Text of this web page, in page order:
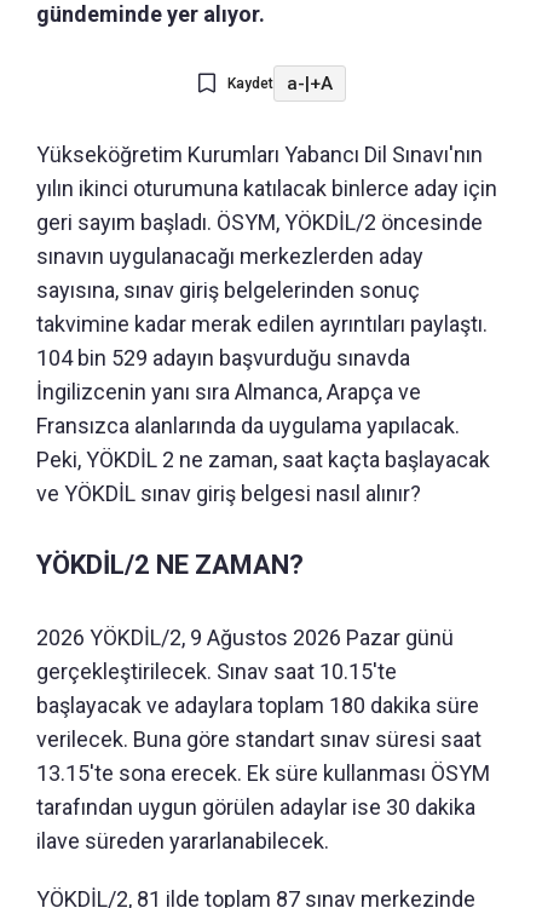
gündeminde yer alıyor.
Kaydet a-|+A
Yükseköğretim Kurumları Yabancı Dil Sınavı'nın
yılın ikinci oturumuna katılacak binlerce aday için
geri sayım başladı. ÖSYM, YÖKDİL/2 öncesinde
sınavın uygulanacağı merkezlerden aday
sayısına, sınav giriş belgelerinden sonuç
takvimine kadar merak edilen ayrıntıları paylaştı.
104 bin 529 adayın başvurduğu sınavda
İngilizcenin yanı sıra Almanca, Arapça ve
Fransızca alanlarında da uygulama yapılacak.
Peki, YÖKDİL 2 ne zaman, saat kaçta başlayacak
ve YÖKDİL sınav giriş belgesi nasıl alınır?
YÖKDİL/2 NE ZAMAN?
2026 YÖKDİL/2, 9 Ağustos 2026 Pazar günü
gerçekleştirilecek. Sınav saat 10.15'te
başlayacak ve adaylara toplam 180 dakika süre
verilecek. Buna göre standart sınav süresi saat
13.15'te sona erecek. Ek süre kullanması ÖSYM
tarafından uygun görülen adaylar ise 30 dakika
ilave süreden yararlanabilecek.
YÖKDİL/2, 81 ilde toplam 87 sınav merkezinde